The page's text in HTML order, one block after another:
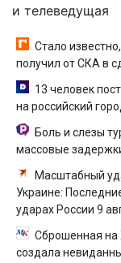
и телеведущая
Стало
получил от СКА в
13 человек
на российский
Боль и слезы
массовые
Масштабный
Украине:
ударах России 9
Сброшенная на
создала